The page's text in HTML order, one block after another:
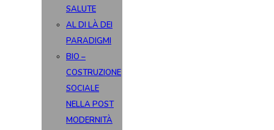
SALUTE
AL DI LÀ DEI
PARADIGMI
BIO –
COSTRUZIONE
SOCIALE
NELLA POST
MODERNITÀ